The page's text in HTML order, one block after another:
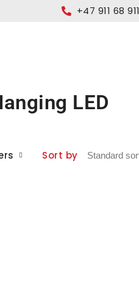
+47 911 68 911
LED
Sort by